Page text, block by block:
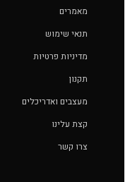
מאמרים
תנאי שימוש
מדיניות פרטיות
תקנון
מעצבים ואדריכלים
קצת עלינו
צרו קשר